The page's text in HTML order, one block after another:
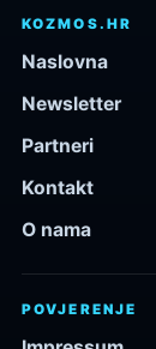
KOZMOS.HR
Naslovna
Newsletter
Partneri
Kontakt
O nama
POVJERENJE